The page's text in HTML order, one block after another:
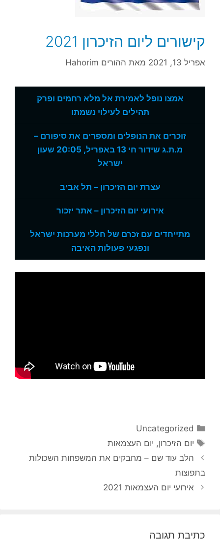
קישורים ליום הזיכרון 2021
אפריל 13, 2021 מאת ההורים Hahorim
אמצו נופל לאמירת אל מלא רחמים ופרק
תהילים לעילוי נשמתו
זוכרים את הנופלים ומספרים את סיפורם –
מ.ת.ג שידור חי 13 באפריל, 20:05 שעון
ישראל
עצרת יום הזיכרון – תל אביב
אירועי יום הזיכרון – אתר יזכור
מתייחדים עם זכרם של חללי מערכות ישראל
ונפגעי פעולות האיבה
קטגוריות
Uncategorized
תגיות
יום הזיכרון, יום העצמאות
הלב עוד שם – מחבקים את המשפחות השכולות
בתפוצות
אירועי יום העצמאות 2021
כתיבת תגובה